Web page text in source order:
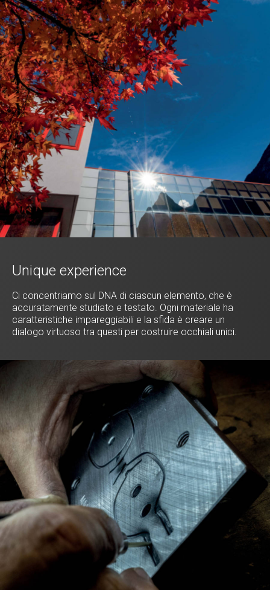
Unique experience
Ci concentriamo sul DNA di ciascun elemento, che è
accuratamente studiato e testato. Ogni materiale ha
caratteristiche impareggiabili e la sfida è creare un
dialogo virtuoso tra questi per costruire occhiali unici.